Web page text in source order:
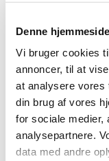
Denne
Vi bruger cookies
annoncer, til at
at analysere vores
din brug af vores
for sociale medier,
analysepartnere.
data med andre
Beoordeling: 4.5/5